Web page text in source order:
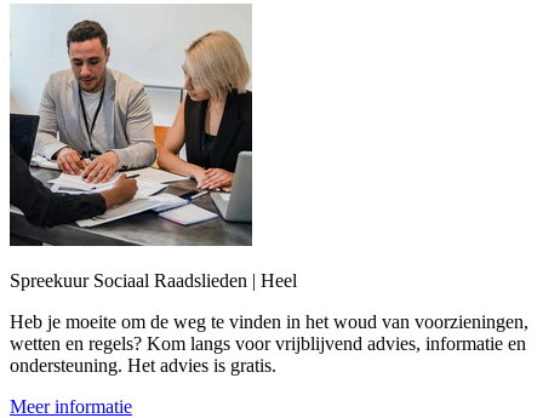
Spreekuur Sociaal Raadslieden | Heel
Heb je moeite om de weg te vinden in het woud van voorzieningen,
wetten en regels? Kom langs voor vrijblijvend advies, informatie en
ondersteuning. Het advies is gratis.
Meer informatie